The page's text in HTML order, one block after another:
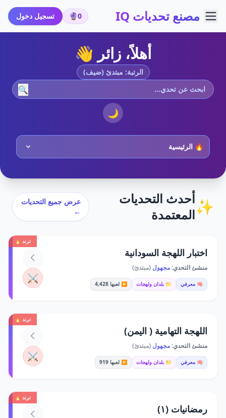
مصنع تحديات IQ 0
🔮 تسجيل دخول
أهلاً، زائر 👋
الرتبة: مبتدئ (ضيف)
🔍
🌙
✨أحدث التحديات
المعتمدة
عرض جميع التحديات
←
ترند 🔥
اختبار اللهجة السودانية
منشئ التحدي:مجهول (مبتدئ)
🧠 معرفي 📁 بلدان ولهجات ▶️ لعبها 4,428 ⚔️
ترند 🔥
اللهجة التهامية ( اليمن)
منشئ التحدي:مجهول (مبتدئ)
🧠 معرفي 📁 بلدان ولهجات ▶️ لعبها 919 ⚔️
ترند 🔥
رمضانيات (١)